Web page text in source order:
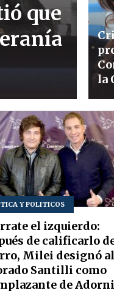
que
la
Y POLITICOS
el izquierdo:
de calificarlo
Milei designó al
Santilli como
de Adorni